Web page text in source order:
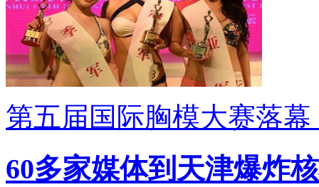
第五届国际胸模大赛落
60多家媒体到天津爆炸